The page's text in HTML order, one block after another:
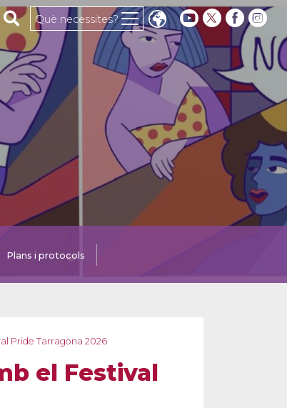
Cerca al web
Què necessites?
Plans i protocols
Pride Tarragona 2026
el Festival